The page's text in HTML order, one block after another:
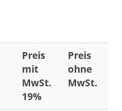
Preis
mit
MwSt.
19%
Preis
ohne
MwSt.